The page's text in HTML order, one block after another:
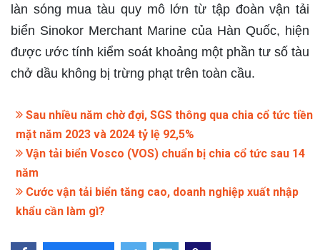
làn sóng mua tàu quy mô lớn từ tập đoàn vận tải
biển Sinokor Merchant Marine của Hàn Quốc, hiện
được ước tính kiểm soát khoảng một phần tư số tàu
chở dầu không bị trừng phạt trên toàn cầu.
Sau nhiều năm chờ đợi, SGS thông qua chia cổ tức tiền
mặt năm 2023 và 2024 tỷ lệ 92,5%
Vận tải biển Vosco (VOS) chuẩn bị chia cổ tức sau 14
năm
Cước vận tải biển tăng cao, doanh nghiệp xuất nhập
khẩu cần làm gì?